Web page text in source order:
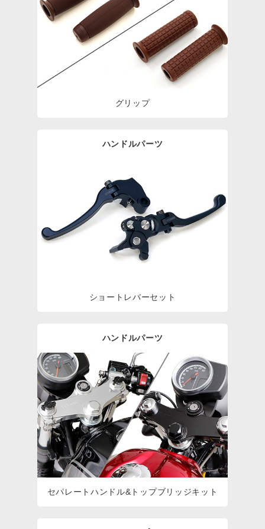
グリップ
ハンドルパーツ
ショートレバーセット
ハンドルパーツ
セパレートハンドル&トップブリッジキット